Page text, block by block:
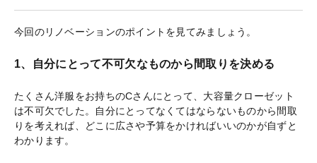
今回のリノベーションのポイントを見てみましょう。
1、自分にとって不可欠なものから間取りを決める
たくさん洋服をお持ちのCさんにとって、大容量クローゼット
は不可欠でした。自分にとってなくてはならないものから間取
りを考えれば、どこに広さや予算をかければいいのかが自ずと
わかります。